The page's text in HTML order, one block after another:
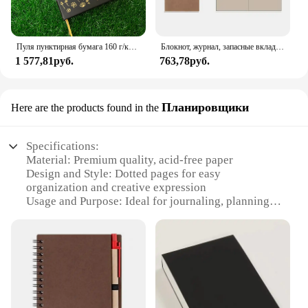
Пуля пунктирная бумага 160 г/кв. М для увеличения производительности, страсти, цели и счастья
1 577,81руб.
Блокнот, журнал, запасные вкладыши, в пустой горошек, бумага, кожа, планер, дневник, 8,25X4,25 дюйма, 21 см, запись
763,78руб.
Here are the products found in the Планировщики
Specifications:
Material: Premium quality, acid-free paper
Design and Style: Dotted pages for easy
organization and creative expression
Usage and Purpose: Ideal for journaling, planning,
Performance and Property: Durable, smooth writing
surface
Shape or Size or Weight or Quantity: Available in
multiple sizes and sets
Applicable People: Suitable for individuals,
students, professionals, and creatives